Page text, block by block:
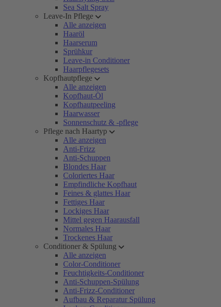
Sea Salt Spray
Leave-In Pflege
Alle anzeigen
Haaröl
Haarserum
Sprühkur
Leave-in Conditioner
Haarpflegesets
Kopfhautpflege
Alle anzeigen
Kopfhaut-Öl
Kopfhautpeeling
Haarwasser
Sonnenschutz & -pflege
Pflege nach Haartyp
Alle anzeigen
Anti-Frizz
Anti-Schuppen
Blondes Haar
Coloriertes Haar
Empfindliche Kopfhaut
Feines & glattes Haar
Fettiges Haar
Lockiges Haar
Mittel gegen Haarausfall
Normales Haar
Trockenes Haar
Conditioner & Spülung
Alle anzeigen
Color-Conditioner
Feuchtigkeits-Conditioner
Anti-Schuppen-Spülung
Anti-Frizz-Conditioner
Aufbau & Reparatur Spülung